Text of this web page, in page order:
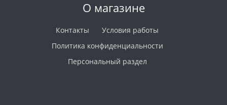
О магазине
Контакты
Условия работы
Политика конфиденциальности
Персональный раздел